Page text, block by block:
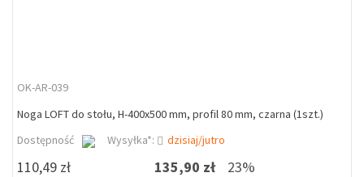
OK-AR-039
Noga LOFT do stołu, H-400x500 mm, profil 80 mm, czarna (1szt.)
Dostępność
Wysyłka*: dzisiaj/jutro
110,49 zł 135,90 zł 23%